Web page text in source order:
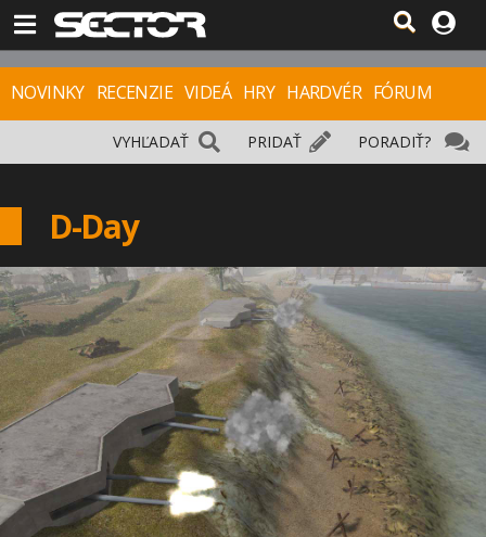
NOVINKY RECENZIE VIDEÁ HRY HARDVÉR FÓRUM
PORADIŤ?
PRIDAŤ
VYHĽADAŤ
D-Day